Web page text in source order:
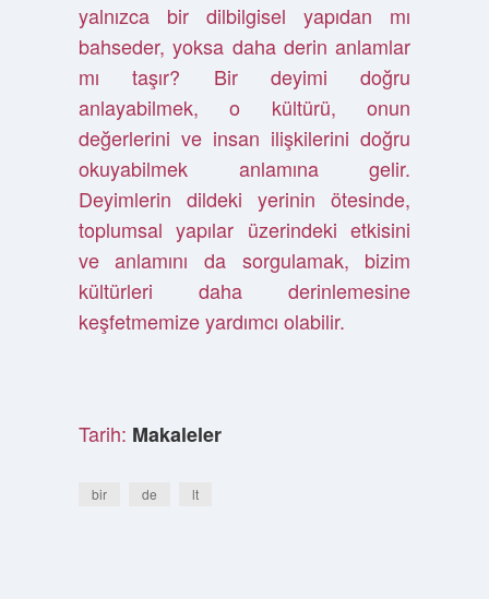
yalnızca bir dilbilgisel yapıdan mı
bahseder, yoksa daha derin anlamlar
mı taşır? Bir deyimi doğru
anlayabilmek, o kültürü, onun
değerlerini ve insan ilişkilerini doğru
okuyabilmek anlamına gelir.
Deyimlerin dildeki yerinin ötesinde,
toplumsal yapılar üzerindeki etkisini
ve anlamını da sorgulamak, bizim
kültürleri daha derinlemesine
keşfetmemize yardımcı olabilir.
Tarih: Makaleler
bir de lt